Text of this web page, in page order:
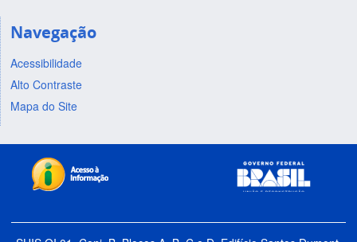
Navegação
Acessibilidade
Alto Contraste
Mapa do Site